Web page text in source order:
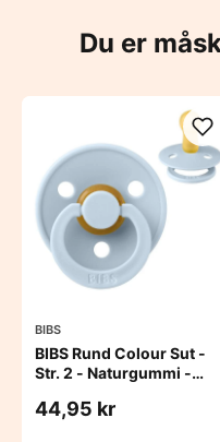
Du er
BIBS
BIBS Rund Colour Sut -
Str. 2 - Naturgummi -
44,95 kr